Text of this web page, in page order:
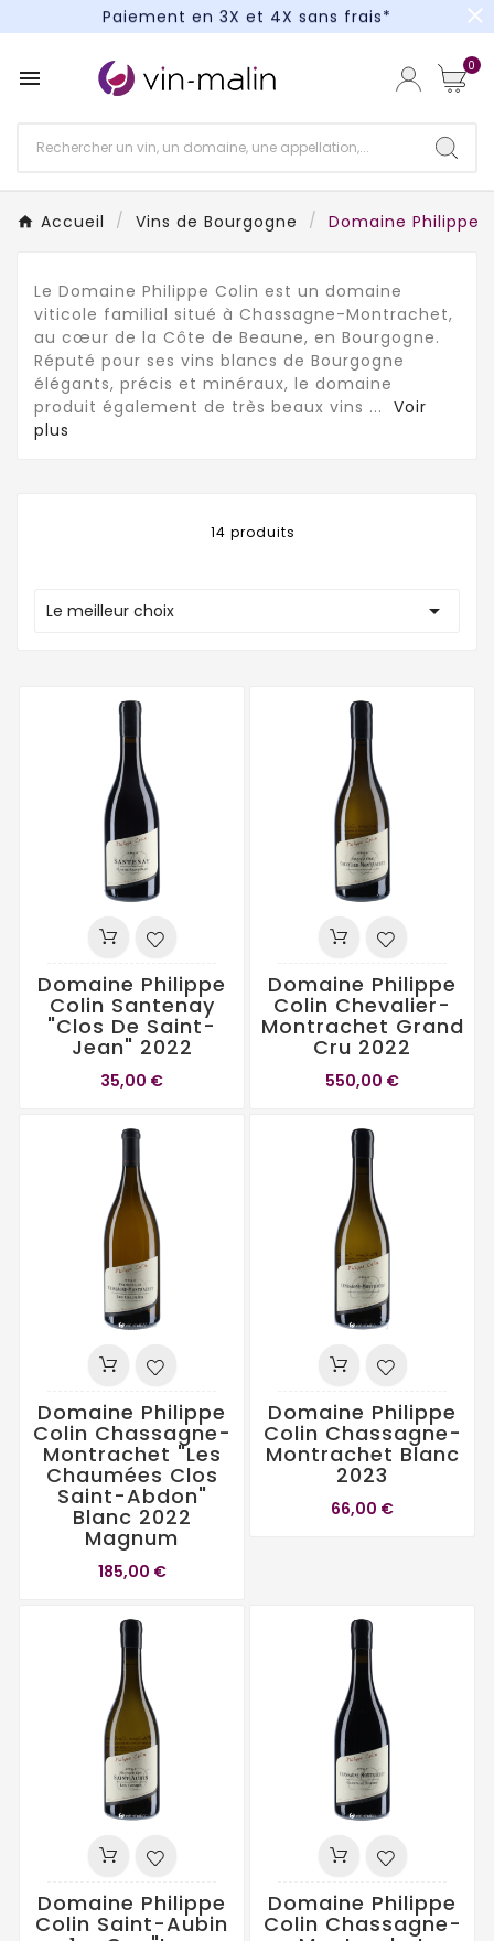
Paiement en 3X et 4X sans frais*
Paiement en 3X et 4X sans frais*
close
 0
Accueil Vins de Bourgogne Domaine Philippe
Le Domaine Philippe Colin est un domaine
viticole familial situé à Chassagne-Montrachet,
au cœur de la Côte de Beaune, en Bourgogne.
Réputé pour ses vins blancs de Bourgogne
élégants, précis et minéraux, le domaine
produit également de très beaux vins ... Voir
plus
14 produits
Le meilleur choix 
Domaine Philippe
Colin Santenay
"Clos De Saint-
Jean" 2022
35,00 €
Domaine Philippe
Colin Chevalier-
Montrachet Grand
Cru 2022
550,00 €
Domaine Philippe
Colin Chassagne-
Montrachet "Les
Chaumées Clos
Saint-Abdon"
Blanc 2022
Magnum
185,00 €
Domaine Philippe
Colin Chassagne-
Montrachet Blanc
2023
66,00 €
Domaine Philippe
Colin Saint-Aubin
Domaine Philippe
Colin Chassagne-